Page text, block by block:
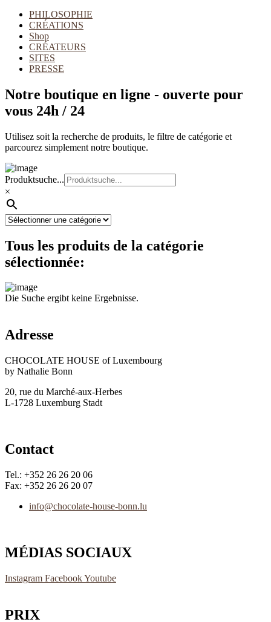
PHILOSOPHIE
CRÉATIONS
Shop
CRÉATEURS
SITES
PRESSE
Notre boutique en ligne - ouverte pour
vous 24h / 24
Utilisez soit la recherche de produits, le filtre de catégorie et
parcourez simplement notre boutique.
Produktsuche...
×
Tous les produits de la catégorie
sélectionnée:
Die Suche ergibt keine Ergebnisse.
Adresse
CHOCOLATE HOUSE of Luxembourg
by Nathalie Bonn
20, rue du Marché-aux-Herbes
L-1728 Luxemburg Stadt
Contact
Tel.: +352 26 26 20 06
Fax: +352 26 26 20 07
info@chocolate-house-bonn.lu
MÉDIAS SOCIAUX
Instagram FacebookYoutube
PRIX